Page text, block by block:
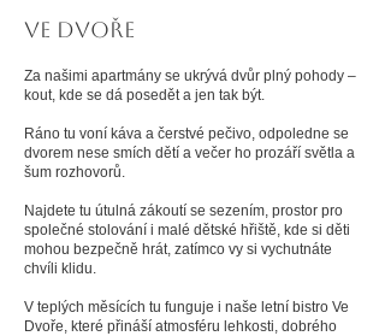
VE DVOŘE
Za našimi apartmány se ukrývá dvůr plný pohody –
kout, kde se dá posedět a jen tak být.
Ráno tu voní káva a čerstvé pečivo, odpoledne se
dvorem nese smích dětí a večer ho prozáří světla a
šum rozhovorů.
Najdete tu útulná zákoutí se sezením, prostor pro
společné stolování i malé dětské hřiště, kde si děti
mohou bezpečně hrát, zatímco vy si vychutnáte
chvíli klidu.
V teplých měsících tu funguje i naše letní bistro Ve
Dvoře, které přináší atmosféru lehkosti, dobrého